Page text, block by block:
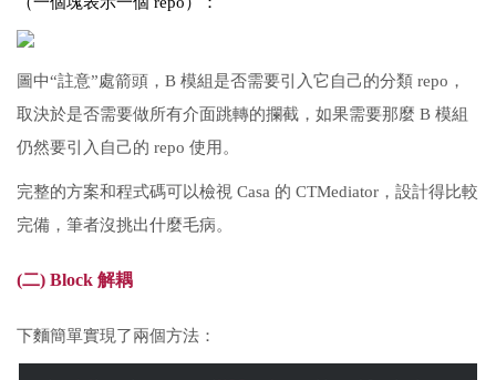
圖中“註意”處箭頭，B 模組是否需要引入它自己的分類 repo，
取決於是否需要做所有介面跳轉的攔截，如果需要那麼 B 模組
仍然要引入自己的 repo 使用。
完整的方案和程式碼可以檢視 Casa 的 CTMediator，設計得比較
完備，筆者沒挑出什麼毛病。
(二) Block 解耦
下麵簡單實現了兩個方法：